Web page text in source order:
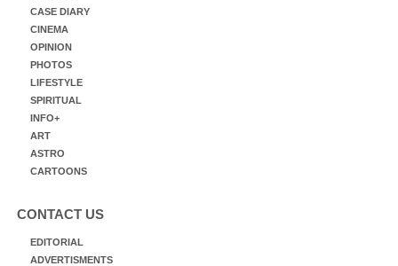
CASE DIARY
CINEMA
OPINION
PHOTOS
LIFESTYLE
SPIRITUAL
INFO+
ART
ASTRO
CARTOONS
CONTACT US
EDITORIAL
ADVERTISMENTS